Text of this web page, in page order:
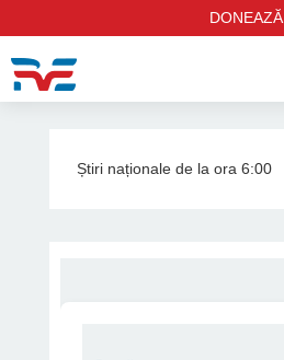
DONEAZĂ
Știri naționale de la ora 6:00